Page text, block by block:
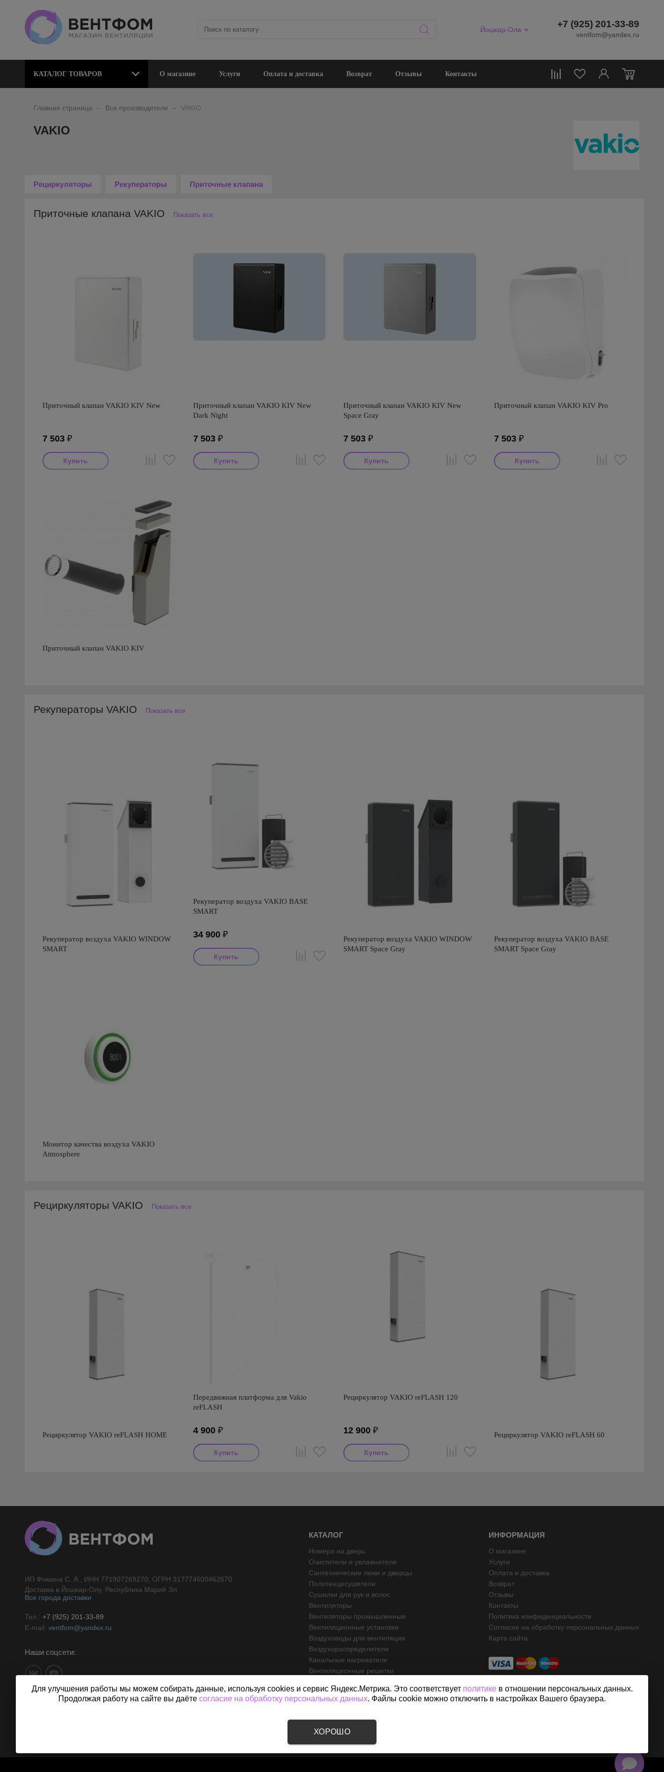
Йошкар-Ола
+7 (925) 201-33-89
ventfom@yandex.ru
0
КАТАЛОГ ТОВАРОВ О магазине Услуги Оплата и доставка Возврат Отзывы Контакты
Главная страница Все производители VAKIO
VAKIO
Рециркуляторы Рекуператоры Приточные клапана
Приточные клапана VAKIO Показать все
Приточный клапан VAKIO KIV New
7 503 ₽
Приточный клапан VAKIO KIV New
Dark Night
7 503₽
Приточный клапан VAKIO KIV New
Space Gray
7 503 ₽
Приточный клапан VAKIO KIV Pro
7 503₽
Приточный клапан VAKIO KIV
Рекуператоры VAKIO Показать все
Рекуператор воздуха VAKIO WINDOW
SMART
Рекуператор воздуха VAKIO BASE
SMART
34 900₽
Рекуператор воздуха VAKIO WINDOW
SMART Space Gray
Рекуператор воздуха VAKIO BASE
SMART Space Gray
Монитор качества воздуха VAKIO
Atmosphere
Рециркуляторы VAKIO Показать все
Рециркулятор VAKIO reFLASH HOME
Передвижная платформа для Vakio
reFLASH
4 900₽
Рециркулятор VAKIO reFLASH 120
12 900 ₽ Рециркулятор VAKIO reFLASH 60
ИП Фомина С. А., ИНН 771907269270, ОГРН 317774600462670
Доставка в Йошкар-Олу, Республика Марий Эл
Все города доставки
Тел.: +7 (925) 201-33-89
E-mail: ventfom@yandex.ru
Наши соцсети:
Напишите нам в чат:
КАТАЛОГ
Номера на дверь
Очистители и увлажнители
Сантехнические люки и дверцы
Полотенцесушители
Сушилки для рук и волос
Вентиляторы
Вентиляторы промышленные
Вентиляционные установки
Воздуховоды для вентиляции
Воздухораспределители
Канальные нагреватели
Вентиляционные решетки
Автоматика для вентиляции
Аксессуары для вентиляции
ИНФОРМАЦИЯ
О магазине
Услуги
Оплата и доставка
Возврат
Отзывы
Контакты
Политика конфиденциальности
Согласие на обработку персональных данных
Карта сайта
Для улучшения работы мы можем собирать данные, используя cookies и сервис Яндекс.Метрика. Это соответствует политикев отношении персональных данных.
Продолжая работу на сайте вы даёте согласие на обработку персональных данных. Файлы cookie можно отключить в настройках Вашего браузера.
ХОРОШО